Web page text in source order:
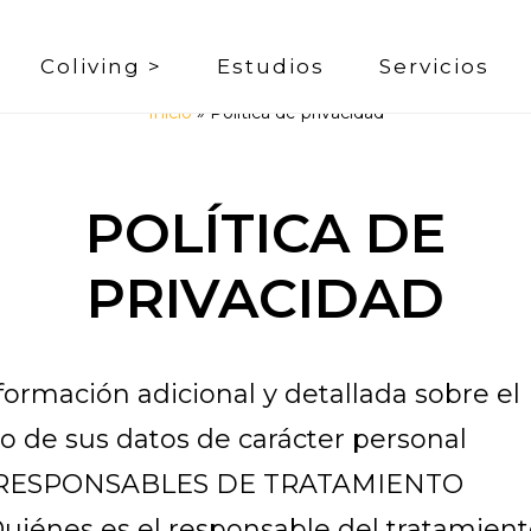
Coliving > Estudios Servicios
Inicio » Política de privacidad
POLÍTICA DE
PRIVACIDAD
adicional y detallada sobre el
de sus datos de carácter personal
DE TRATAMIENTO